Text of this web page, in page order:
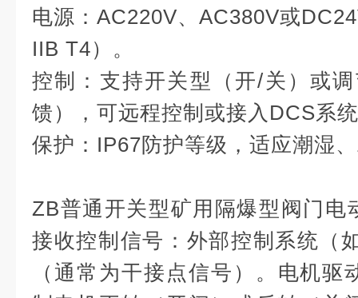
电源：AC220V、AC380V或
IIB T4）。
控制：支持开关型（开/关）或
馈），可远程控制或接入DCS系
保护：IP67防护等级，适应潮湿
ZB普通开关型矿用隔爆型阀门电
接收控制信号：外部控制系统（
（通常为干接点信号）。电机